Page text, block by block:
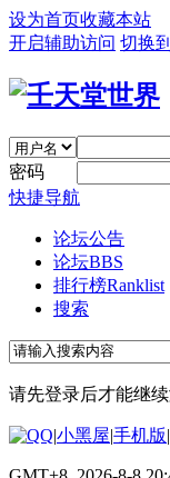
设为首页收藏本站
开启辅助访问 切换
密码
快捷导航
论坛公告
论坛BBS
排行榜Ranklist
搜索
请先登录后才能继
|小黑屋|手机版|